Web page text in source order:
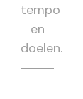
tempo
en
doelen.